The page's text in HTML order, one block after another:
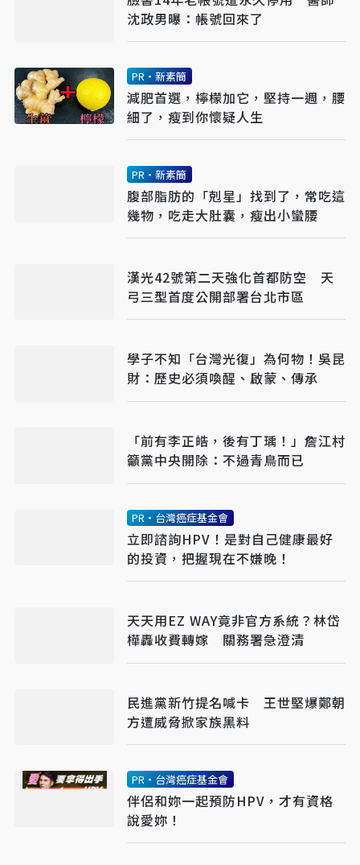
沈政男曝：帳號回來了
PR・新素簡
減肥首選，檸檬加它，堅持一週，腰
細了，瘦到你懷疑人生
PR・新素簡
腹部脂肪的「剋星」找到了，常吃這
幾物，吃走大肚囊，瘦出小蠻腰
漢光42號第二天強化首都防空 天
弓三型首度公開部署台北市區
學子不知「台灣光復」為何物！吳昆
財：歷史必須喚醒、啟蒙、傳承
「前有李正皓，後有丁瑀！」詹江村
籲黨中央開除：不過青鳥而已
PR・台灣癌症基金會
立即諮詢HPV！是對自己健康最好
的投資，把握現在不嫌晚！
天天用EZ WAY竟非官方系統？林岱
樺轟收費轉嫁 關務署急澄清
民進黨新竹提名喊卡 王世堅爆鄭朝
方遭威脅掀家族黑料
PR・台灣癌症基金會
伴侶和妳一起預防HPV，才有資格
說愛妳！